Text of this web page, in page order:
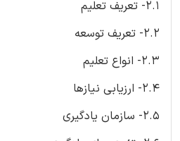
2.1- تعریف تعلیم
2.2- تعریف توسعه
2.3- انواع تعلیم
2.4- ارزیابی نیازها
2.5- سازمان یادگیری